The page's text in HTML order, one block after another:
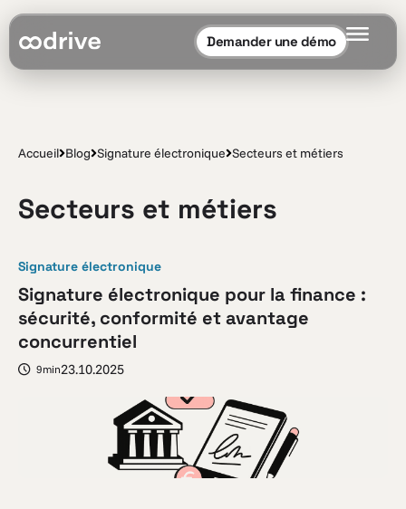
Demander une démo
Accueil Blog Signature électronique Secteurs et métiers
Secteurs et métiers
Signature électronique
Signature électronique pour la finance :
sécurité, conformité et avantage
concurrentiel
9min23.10.2025